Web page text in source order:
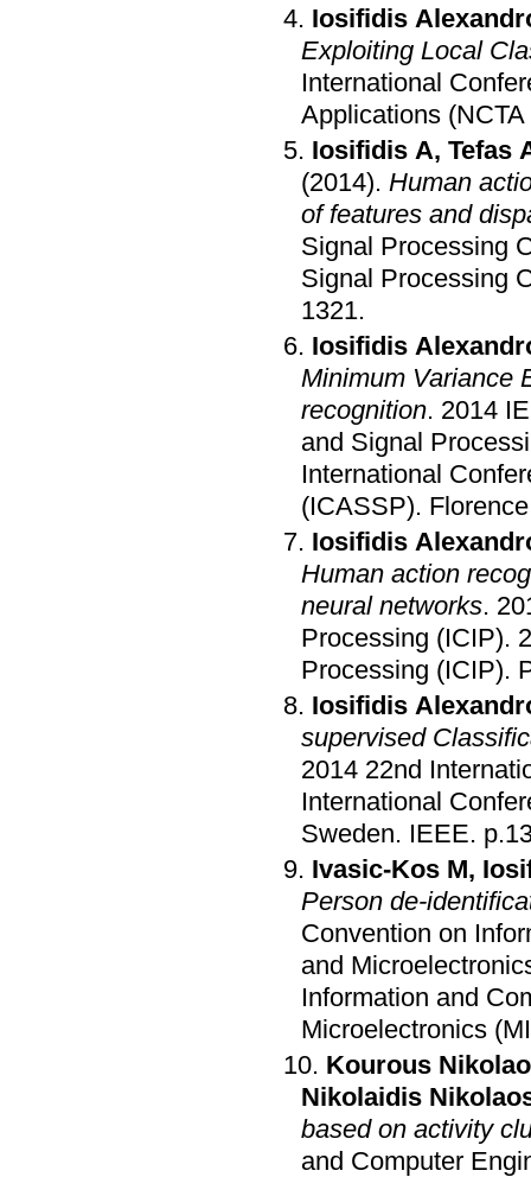
Iosifidis
Exploiting Local
International
Applications
Iosifidis A, Tefas
(2014). Human
of features and
Signal Processing
Signal Processing
1321.
Iosifidis
Minimum Variance
recognition. 2014
and Signal
International
(ICASSP).
Iosifidis
Human action
neural networks.
Processing (ICIP).
Processing (ICIP).
Iosifidis
supervised
2014 22nd
International
Sweden. IEEE.
Ivasic-Kos M,
Person de-
Convention on
and
Information and
Microelectronics
Kourous
Nikolaidis
based on activity
and Computer